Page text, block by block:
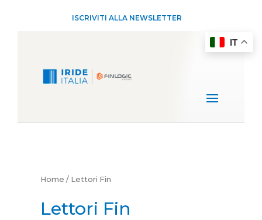
ISCRIVITI ALLA NEWSLETTER
Home / Lettori Fin
Lettori Fin
IT